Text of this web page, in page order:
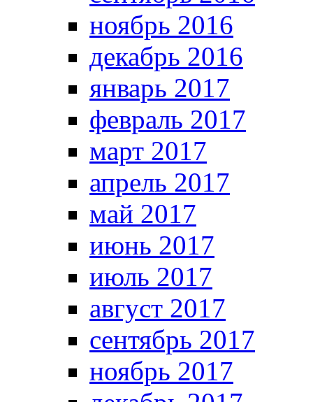
ноябрь 2016
декабрь 2016
январь 2017
февраль 2017
март 2017
апрель 2017
май 2017
июнь 2017
июль 2017
август 2017
сентябрь 2017
ноябрь 2017